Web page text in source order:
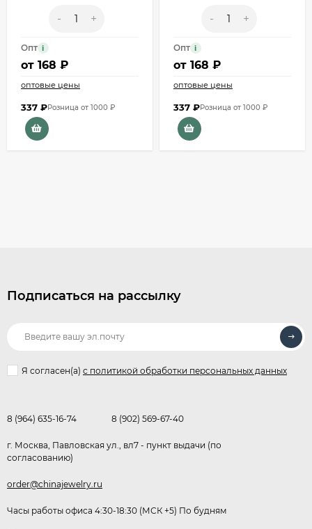
- +
Опт i
от 168 ₽
оптовые цены
337 ₽Розница от 1000 ₽
- +
Опт i
от 168 ₽
оптовые цены
337 ₽Розница от 1000 ₽
Подписаться на рассылку
Я согласен(a) с политикой обработки персональных данных
8 (964) 635-16-74 8 (902) 569-67-40
г. Москва, Павловская ул., вл7 - пункт выдачи (по
согласованию)
order@chinajewelry.ru
Часы работы офиса 4:30-18:30 (МСК +5) По будням